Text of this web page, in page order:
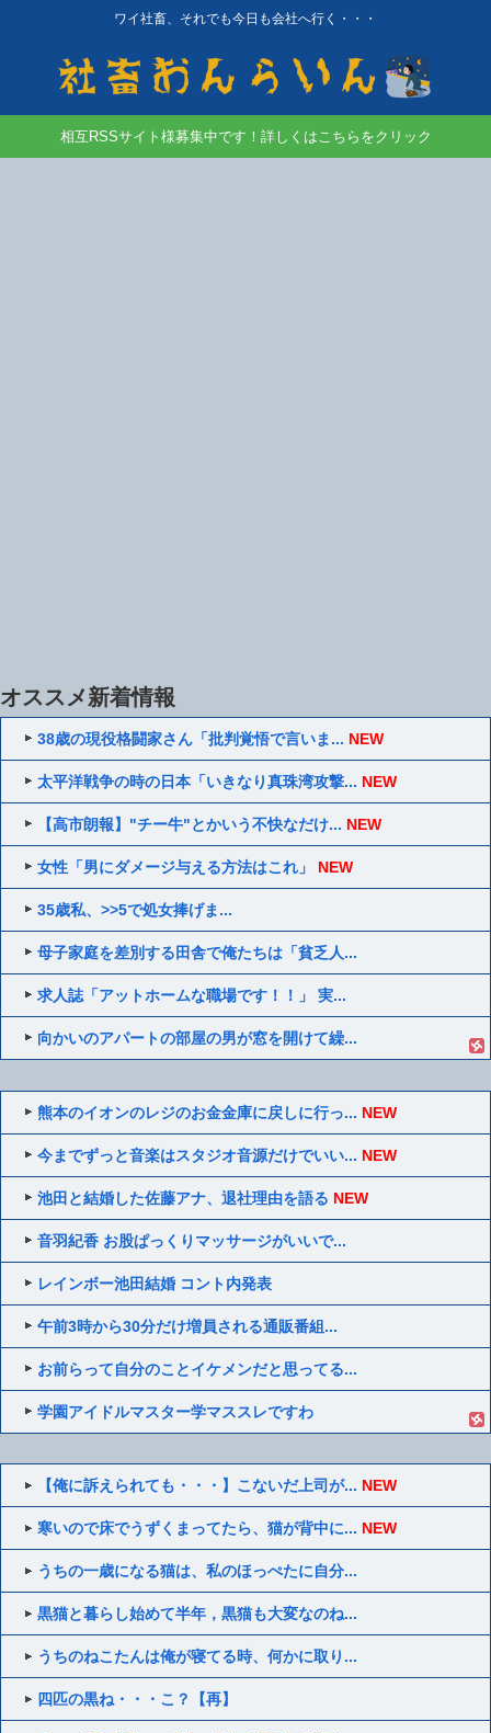
ワイ社畜、それでも今日も会社へ行く・・・
相互RSSサイト様募集中です！詳しくはこちらをクリック
オススメ新着情報
38歳の現役格闘家さん「批判覚悟で言いま... NEW
太平洋戦争の時の日本「いきなり真珠湾攻撃... NEW
【高市朗報】"チー牛"とかいう不快なだけ... NEW
女性「男にダメージ与える方法はこれ」 NEW
35歳私、>>5で処女捧げま...
母子家庭を差別する田舎で俺たちは「貧乏人...
求人誌「アットホームな職場です！！」 実...
向かいのアパートの部屋の男が窓を開けて繰...
熊本のイオンのレジのお金金庫に戻しに行っ... NEW
今までずっと音楽はスタジオ音源だけでいい... NEW
池田と結婚した佐藤アナ、退社理由を語る NEW
音羽紀香 お股ぱっくりマッサージがいいで...
レインボー池田結婚 コント内発表
午前3時から30分だけ増員される通販番組...
お前らって自分のことイケメンだと思ってる...
学園アイドルマスター学マススレですわ
【俺に訴えられても・・・】こないだ上司が... NEW
寒いので床でうずくまってたら、猫が背中に... NEW
うちの一歳になる猫は、私のほっぺたに自分...
黒猫と暮らし始めて半年，黒猫も大変なのね...
うちのねこたんは俺が寝てる時、何かに取り...
四匹の黒ね・・・こ？【再】